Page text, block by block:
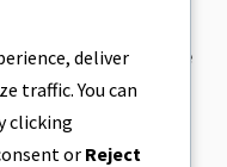
al CBD e prodotti
CBD incredibilmente
in casa
deliver
traffic. You can
clicking
or Reject